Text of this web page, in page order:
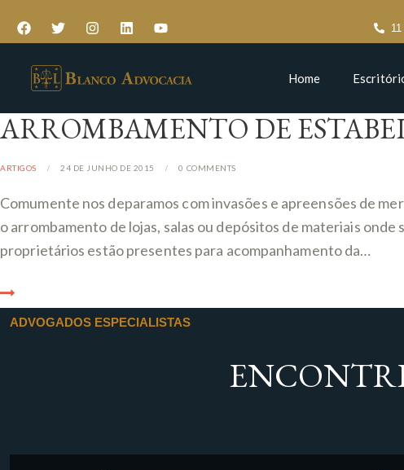
Home
ARROMBAMENTO DE
ARTIGOS 24 DE JUNHO DE 2015 0 COMMENTS
Comumente nos deparamos com invasões e apreensões de
o arrombamento de lojas, salas ou depósitos de materiais
proprietários estão presentes para acompanhamento da…
ADVOGADOS ESPECIALISTAS